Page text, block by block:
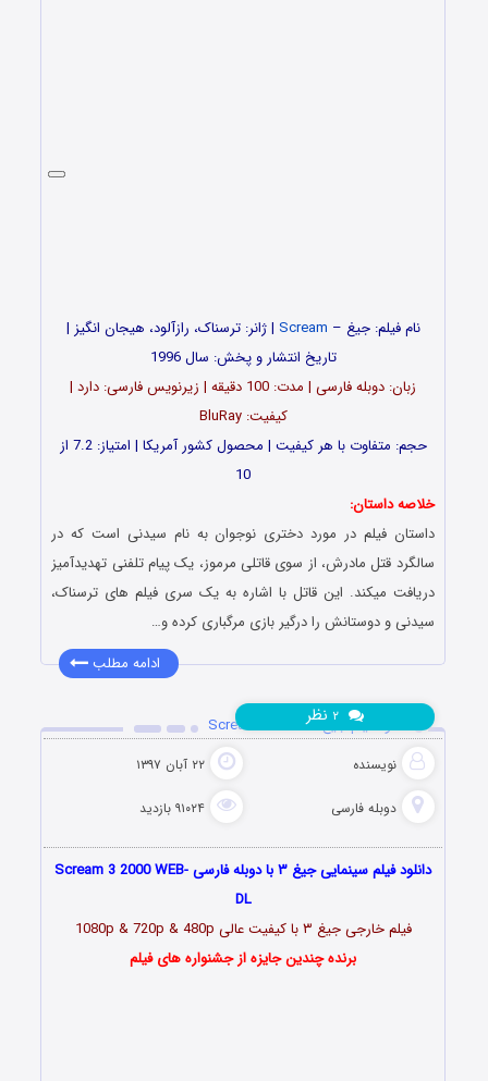
نام فیلم: جیغ – Scream | ژانر: ترسناک، رازآلود، هیجان انگیز |
تاریخ انتشار و پخش: سال 1996
زبان: دوبله فارسی | مدت: 100 دقیقه | زیرنویس فارسی: دارد |
کیفیت: BluRay
حجم: متفاوت با هر کیفیت | محصول کشور آمریکا | امتیاز: 7.2 از
10
خلاصه داستان:
داستان فیلم در مورد دختری نوجوان به نام سیدنی است که در
سالگرد قتل مادرش، از سوی قاتلی مرموز، یک پیام تلفنی تهدیدآمیز
دریافت میکند. این قاتل با اشاره به یک سری فیلم‌ های ترسناک،
سیدنی و دوستانش را درگیر بازی مرگباری کرده و…
ادامه مطلب
دانلود فیلم جیغ ۳ Scream 3 2000
نویسنده ۲۲ آبان ۱۳۹۷
دوبله فارسی ۹۱۰۲۴ بازدید
۲ نظر
دانلود فیلم سینمایی جیغ ۳ با دوبله فارسی Scream 3 2000 WEB-
DL
فیلم خارجی جیغ ۳ با کیفیت عالی 1080p & 720p & 480p
برنده چندین جایزه از جشنواره های فیلم